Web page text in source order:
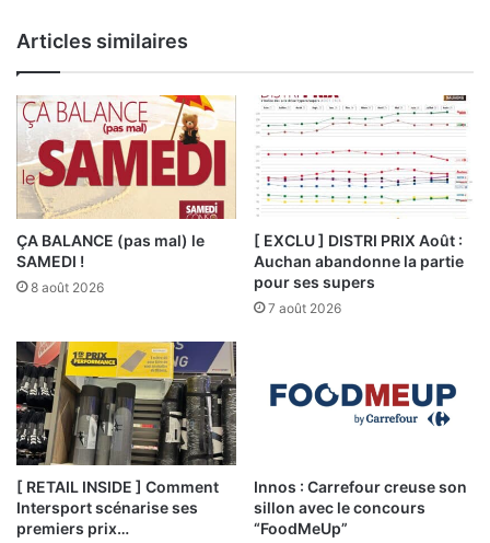
Articles similaires
ÇA BALANCE (pas mal) le
SAMEDI !
8 août 2026
[ EXCLU ] DISTRI PRIX Août :
Auchan abandonne la partie
pour ses supers
7 août 2026
[ RETAIL INSIDE ] Comment
Intersport scénarise ses
premiers prix…
Innos : Carrefour creuse son
sillon avec le concours
“FoodMeUp”